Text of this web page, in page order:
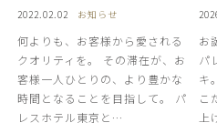
2022.02.02 お知らせ
何よりも、お客様から愛される
クオリティを。 その滞在が、お
客様一人ひとりの、より豊かな
時間となることを目指して。 パ
レスホテル東京と…
お
パ
キ
こ